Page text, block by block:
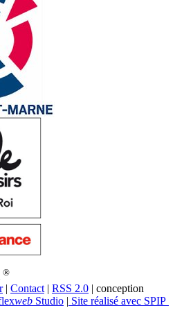
®
| Contact | RSS 2.0 | conception
web Studio | Site réalisé avec SPIP